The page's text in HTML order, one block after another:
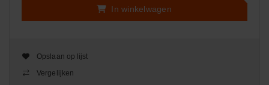
In winkelwagen
Opslaan op lijst
Vergelijken